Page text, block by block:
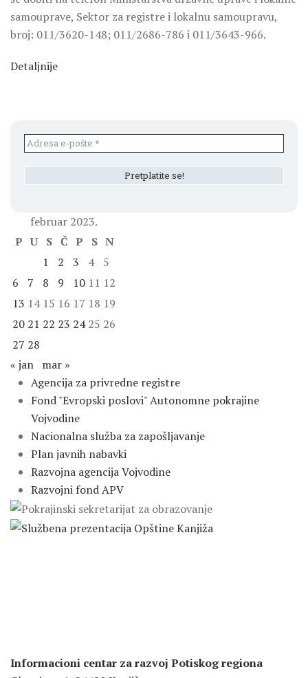
samouprave, Sektor za registre i lokalnu samoupravu,
broj: 011/3620-148; 011/2686-786 i 011/3643-966.
Detaljnije
februar 2023.
P U S Č P S N
1
2 3 4
5
6
7 8 9 10 11 12
13 14 15 16 17 18 19
20 21 22 23 24 25 26
27 28
« jan mar »
Agencija za privredne registre
Fond "Evropski poslovi" Autonomne pokrajine
Vojvodine
Nacionalna služba za zapošljavanje
Plan javnih nabavki
Razvojna agencija Vojvodine
Razvojni fond APV
Informacioni centar za razvoj Potiskog regiona